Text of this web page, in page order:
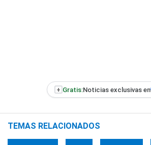
+ Gratis:Noticias exclusivas en
TEMAS RELACIONADOS